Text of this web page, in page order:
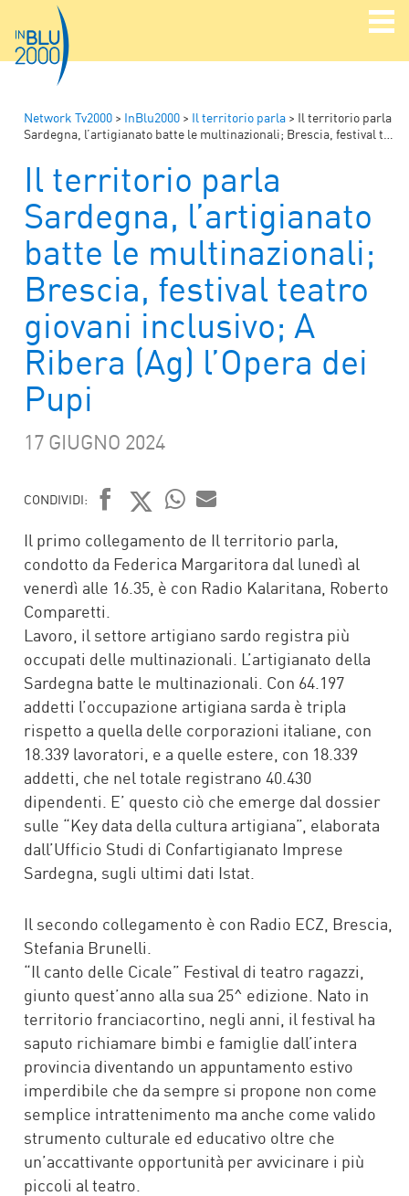
Network Tv2000 > InBlu2000 > Il territorio parla > Il territorio parla
Sardegna, l’artigianato batte le multinazionali; Brescia, festival teatro giovani inclusivo; A Ribera (Ag) l’Opera dei Pupi
Il territorio parla
Sardegna, l’artigianato
batte le multinazionali;
Brescia, festival teatro
giovani inclusivo; A
Ribera (Ag) l’Opera dei
Pupi
17 GIUGNO 2024
CONDIVIDI:
FACEBOOK
TWITTER
WHATSAPP
MAIL
Il primo collegamento de Il territorio parla,
condotto da Federica Margaritora dal lunedì al
venerdì alle 16.35, è con Radio Kalaritana, Roberto
Comparetti.
Lavoro, il settore artigiano sardo registra più
occupati delle multinazionali. L’artigianato della
Sardegna batte le multinazionali. Con 64.197
addetti l’occupazione artigiana sarda è tripla
rispetto a quella delle corporazioni italiane, con
18.339 lavoratori, e a quelle estere, con 18.339
addetti, che nel totale registrano 40.430
dipendenti. E’ questo ciò che emerge dal dossier
sulle “Key data della cultura artigiana”, elaborata
dall’Ufficio Studi di Confartigianato Imprese
Sardegna, sugli ultimi dati Istat.
Il secondo collegamento è con Radio ECZ, Brescia,
Stefania Brunelli.
“Il canto delle Cicale” Festival di teatro ragazzi,
giunto quest’anno alla sua 25^ edizione. Nato in
territorio franciacortino, negli anni, il festival ha
saputo richiamare bimbi e famiglie dall’intera
provincia diventando un appuntamento estivo
imperdibile che da sempre si propone non come
semplice intrattenimento ma anche come valido
strumento culturale ed educativo oltre che
un’accattivante opportunità per avvicinare i più
piccoli al teatro.